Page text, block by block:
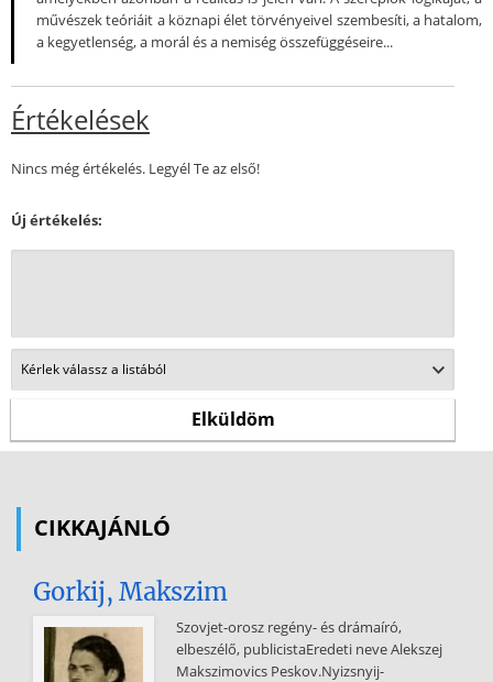
művészek teóriáit a köznapi élet törvényeivel szembesíti, a hatalom,
a kegyetlenség, a morál és a nemiség összefüggéseire...
Értékelések
Nincs még értékelés. Legyél Te az első!
Új értékelés:
CIKKAJÁNLÓ
Gorkij, Makszim
Szovjet-orosz regény- és drámaíró,
elbeszélő, publicistaEredeti neve Alekszej
Makszimovics Peskov.Nyizsnyij-